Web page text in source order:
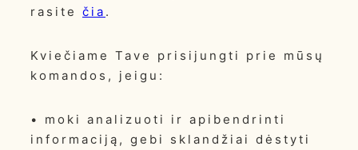
rasite čia .
Kviečiame Tave prisijungti prie mūsų
komandos, jeigu:
• moki analizuoti ir apibendrinti
informaciją, gebi sklandžiai dėstyti